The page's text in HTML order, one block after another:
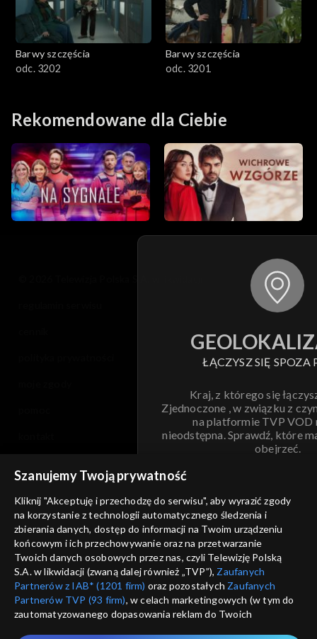
Barwy szczęścia
odc. 3202
Barwy szczęścia
odc. 3201
Rekomendowane dla Ciebie
ŁĄCZYSZ SIĘ SPOZA
Kraj, z którego się
Zjednoczone , w związku z
na platformie TVP VOD
nieodstępna. Sprawdź, które
obejrzeć.
ANULUJ
informacje o dostawcy usług
Szanujemy Twoją prywatność
Kliknij "Akceptuję i przechodzę do serwisu", aby wyrazić zgody
na korzystanie z technologii automatycznego śledzenia i
zbierania danych, dostęp do informacji na Twoim urządzeniu
końcowym i ich przechowywanie oraz na przetwarzanie
Twoich danych osobowych przez nas, czyli Telewizję Polską
S.A. w likwidacji (zwaną dalej również „TVP”), Zaufanych
Partnerów z IAB* (1201 firm) oraz pozostałych Zaufanych
Partnerów TVP (93 firm), w celach marketingowych (w tym do
zautomatyzowanego dopasowania reklam do Twoich